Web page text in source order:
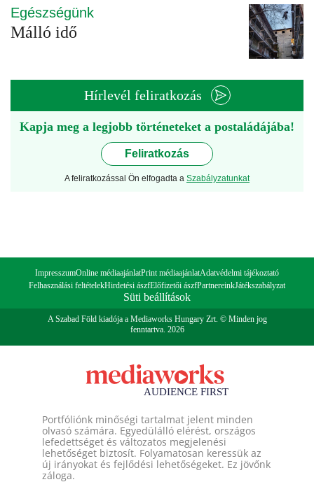
Egészségünk
Málló idő
Hírlevél feliratkozás
Kapja meg a legjobb történeteket a postaládájába!
Feliratkozás
A feliratkozással Ön elfogadta a Szabályzatunkat
ImpresszumOnline médiaajánlatPrint médiaajánlatAdatvédelmi tájékoztató
Felhasználási feltételekHirdetési ászfElőfizetői ászfPartnereinkJátékszabályzat
Süti beállítások
A Szabad Föld kiadója a Mediaworks Hungary Zrt. © Minden jog
fenntartva. 2026
Portfóliónk minőségi tartalmat jelent minden
olvasó számára. Egyedülálló elérést, országos
lefedettséget és változatos megjelenési
lehetőséget biztosít. Folyamatosan keressük az
új irányokat és fejlődési lehetőségeket. Ez jövőnk
záloga.